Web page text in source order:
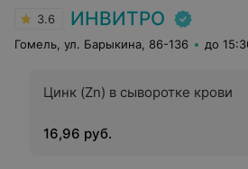
3.6 ИНВИТРО
Гомель, ул. Барыкина, 86-136 до
Цинк (Zn) в сыворотке крови
16,96 руб.